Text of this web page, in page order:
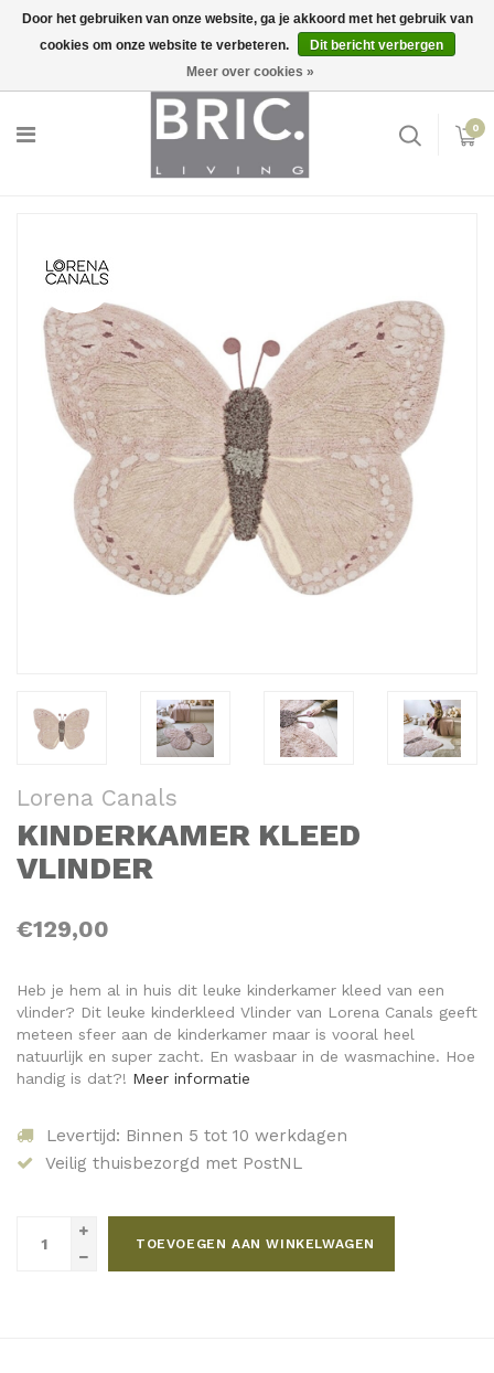
Inloggen
0
Lorena Canals
KINDERKAMER KLEED
VLINDER
€129,00
Heb je hem al in huis dit leuke kinderkamer kleed van een
vlinder? Dit leuke kinderkleed Vlinder van Lorena Canals geeft
meteen sfeer aan de kinderkamer maar is vooral heel
natuurlijk en super zacht. En wasbaar in de wasmachine. Hoe
handig is dat?! Meer informatie
Levertijd: Binnen 5 tot 10 werkdagen
Veilig thuisbezorgd met PostNL
TOEVOEGEN AAN WINKELWAGEN
Door het gebruiken van onze website, ga je akkoord met het gebruik van
cookies om onze website te verbeteren.
Dit bericht verbergen
Meer over cookies »